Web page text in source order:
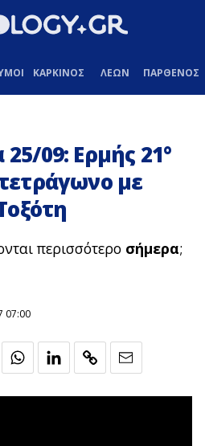
ΚΑΡΚΙΝΟΣ ΛΕΩΝ ΠΑΡΘΕΝΟΣ
09: Ερμής 21°
με
περισσότερο σήμερα;
07:00